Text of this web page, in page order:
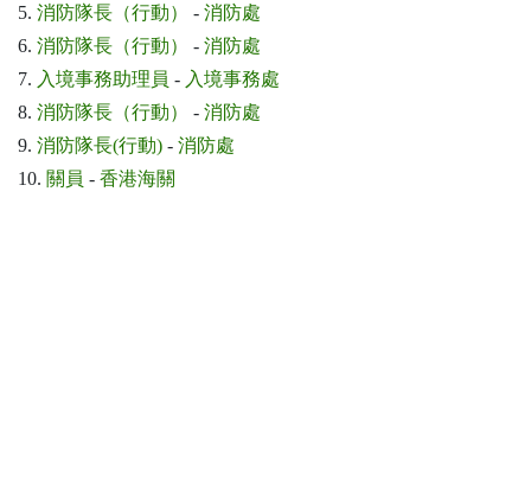
5. 消防隊長（行動） - 消防處
6. 消防隊長（行動） - 消防處
7. 入境事務助理員 - 入境事務處
8. 消防隊長（行動） - 消防處
9. 消防隊長(行動) - 消防處
10. 關員 - 香港海關